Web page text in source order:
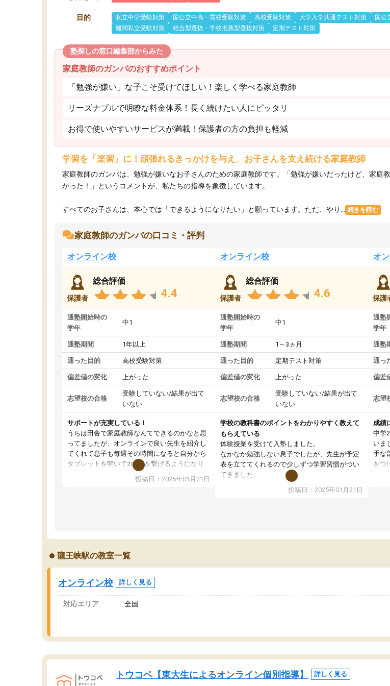
目的 私立中学受験対策 国公立中高一貫校受験対策 高校受験対策 大学入学共通テスト対策
国公
難関私立受験対策
総合型選抜・学校推薦型選抜対策 定期テスト対策
塾探しの窓口編集部からみた
家庭教師のガンバのおすすめポイント
「勉強が嫌い」な子こそ受けてほしい！楽しく学べる家庭教師
リーズナブルで明瞭な料金体系！長く続けたい人にピッタリ
お得で使いやすいサービスが満載！保護者の方の負担も軽減
学習を「楽習」に！頑張れるきっかけを与え、お子さんを支え続ける家庭教師
家庭教師のガンバは、勉強が嫌いなお子さんのための家庭教師です。「勉強が嫌いだったけど、家
かった！」というコメントが、私たちの指導を象徴しています。
すべてのお子さんは、本心では「できるようになりたい」と願っています。ただ、やり... 続きを読む
家庭教師のガンバの口コミ・評判
オンライン校
保護者
総合評価
4.4
通塾開始時の
学年
中1
通塾期間 1年以上
通った目的 高校受験対策
偏差値の変化 上がった
志望校の合格
受験していない/結果が出て
いない
サポートが充実している！
うちは田舎で家庭教師なんてできるのかなと思
ってましたが、オンラインで良い先生を紹介し
てくれて息子も毎週その時間になると自分から
タブレットを開いてzoomを繋げるようになり
ました！5科目なんでもOKなのもとても気に入
投稿日：2025年01月21日
オンライン校
保護者
総合評価
4.6
通塾開始時の
学年
中1
通塾期間 1～3ヵ月
通った目的 定期テスト対策
偏差値の変化 上がった
志望校の合格
受験していない/結果が出て
いない
学校の教科書のポイントをわかりやすく教えて
もらえている
体験授業を受けて入塾しました。
なかなか勉強しない息子でしたが、先生が予定
表を立ててくれるので少しずつ学習習慣がつい
てきました。
オンラインで週に一度の受講ですが、指導が無
い日も予定表に基づいて勉強したり、LINEでわ
投稿日：2025年01月21日
オ
保護
通塾
学年
通塾
通っ
偏差
志望
成績
中学
いま
手な
をつ
期
龍王峡駅の教室一覧
オンライン校 詳しく見る
対応エリア 全国
トウコベ【東大生によるオンライン個別指導】 詳しく見る